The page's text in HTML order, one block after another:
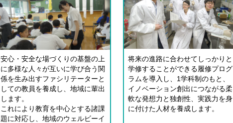
安心・安全な場づくりの基盤の上
に多様な人々が互いに学び合う関
係を生み出すファシリテーターと
しての教員を養成し、地域に輩出
します。
これにより教育を中心とする諸課
題に対応し、地域のウェルビーイ
将来の進路に合わせてしっかりと
学修することができる履修プログ
ラムを導入し、1学科制のもと、
イノベーション創出につながる柔
軟な発想力と独創性、実践力を身
に付けた人材を養成します。